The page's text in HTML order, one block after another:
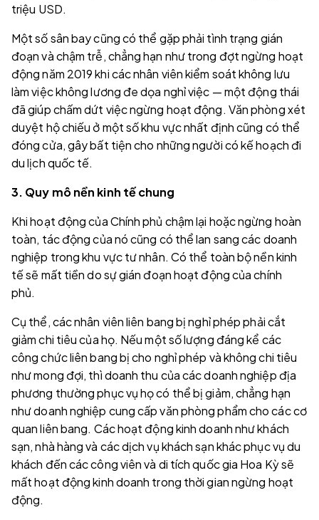
triệu USD.
Một số sân bay cũng có thể gặp phải tình trạng gián
đoạn và chậm trễ, chẳng hạn như trong đợt ngừng hoạt
động năm 2019 khi các nhân viên kiểm soát không lưu
làm việc không lương đe dọa nghỉ việc — một động thái
đã giúp chấm dứt việc ngừng hoạt động. Văn phòng xét
duyệt hộ chiếu ở một số khu vực nhất định cũng có thể
đóng cửa, gây bất tiện cho những người có kế hoạch đi
du lịch quốc tế.
3. Quy mô nền kinh tế chung
Khi hoạt động của Chính phủ chậm lại hoặc ngừng hoàn
toàn, tác động của nó cũng có thể lan sang các doanh
nghiệp trong khu vực tư nhân. Có thể toàn bộ nền kinh
tế sẽ mất tiền do sự gián đoạn hoạt động của chính
phủ.
Cụ thể, các nhân viên liên bang bị nghỉ phép phải cắt
giảm chi tiêu của họ. Nếu một số lượng đáng kể các
công chức liên bang bị cho nghỉ phép và không chi tiêu
như mong đợi, thì doanh thu của các doanh nghiệp địa
phương thường phục vụ họ có thể bị giảm, chẳng hạn
như doanh nghiệp cung cấp văn phòng phẩm cho các cơ
quan liên bang. Các hoạt động kinh doanh như khách
sạn, nhà hàng và các dịch vụ khách sạn khác phục vụ du
khách đến các công viên và di tích quốc gia Hoa Kỳ sẽ
mất hoạt động kinh doanh trong thời gian ngừng hoạt
động.